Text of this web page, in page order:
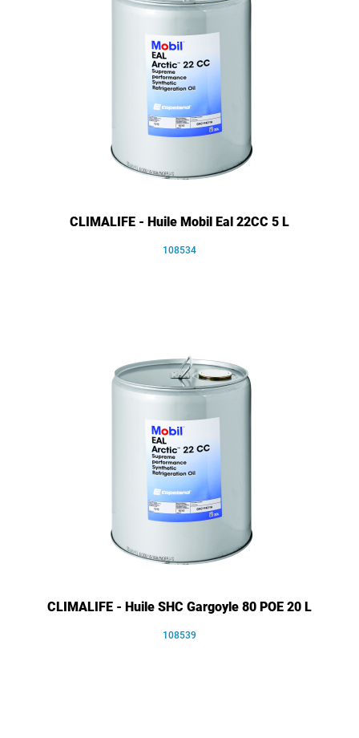
CLIMALIFE - Huile Mobil Eal 22CC 5 L
108534
CLIMALIFE - Huile SHC Gargoyle 80 POE 20 L
108539